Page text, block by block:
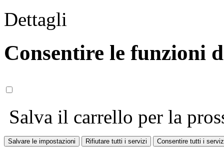
Dettagli
Consentire le funzioni
Salva il carrello per la
Salvare le impostazioni Rifiutare tutti i servizi Consentire tutti i